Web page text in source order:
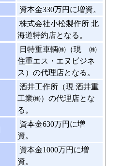
資本金330万円に増資。
株式会社小松製作所 北
海道特約店となる。
日特重車輌㈱（現 ㈱
住重エス・エヌビジネ
ス）の代理店となる。
酒井工作所（現 酒井重
工業㈱）の代理店とな
る。
資本金630万円に増
資。
資本金1000万円に増
資。